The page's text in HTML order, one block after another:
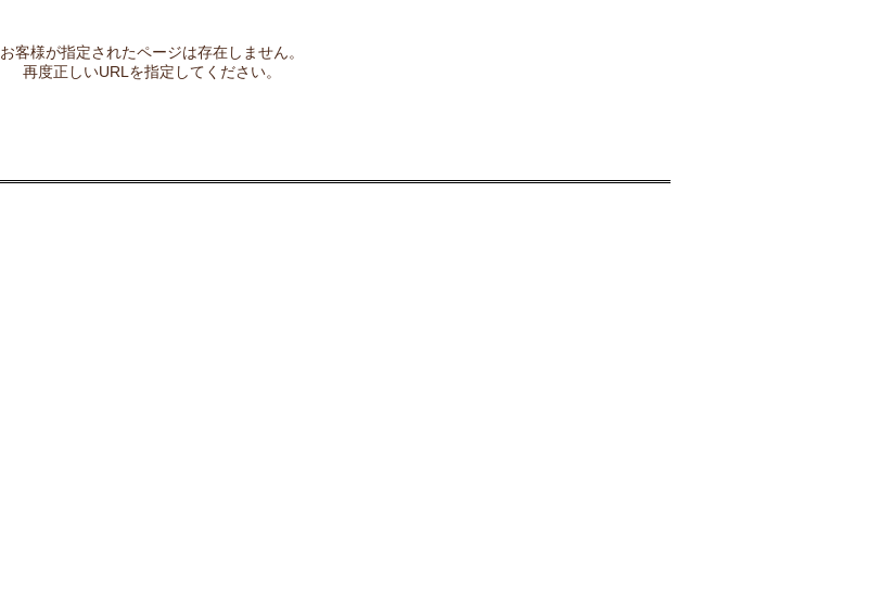
お客様が指定されたページは存在しません。
再度正しいURLを指定してください。